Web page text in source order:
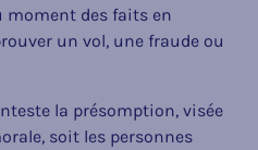
moment des faits en
un vol, une fraude ou
la présomption, visée
soit les personnes